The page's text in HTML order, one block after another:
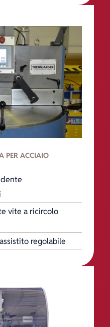
PER ACCIAIO
vite a ricircolo
regolabile